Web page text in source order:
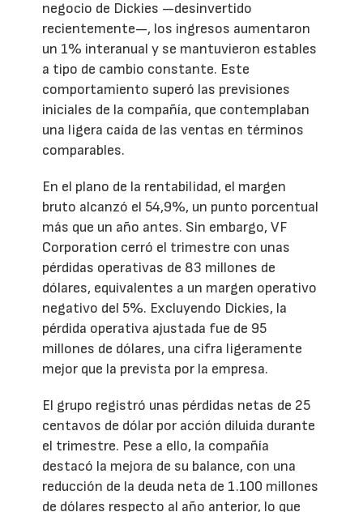
negocio de Dickies —desinvertido
recientemente—, los ingresos aumentaron
un 1% interanual y se mantuvieron estables
a tipo de cambio constante. Este
comportamiento superó las previsiones
iniciales de la compañía, que contemplaban
una ligera caída de las ventas en términos
comparables.
En el plano de la rentabilidad, el margen
bruto alcanzó el 54,9%, un punto porcentual
más que un año antes. Sin embargo, VF
Corporation cerró el trimestre con unas
pérdidas operativas de 83 millones de
dólares, equivalentes a un margen operativo
negativo del 5%. Excluyendo Dickies, la
pérdida operativa ajustada fue de 95
millones de dólares, una cifra ligeramente
mejor que la prevista por la empresa.
El grupo registró unas pérdidas netas de 25
centavos de dólar por acción diluida durante
el trimestre. Pese a ello, la compañía
destacó la mejora de su balance, con una
reducción de la deuda neta de 1.100 millones
de dólares respecto al año anterior, lo que